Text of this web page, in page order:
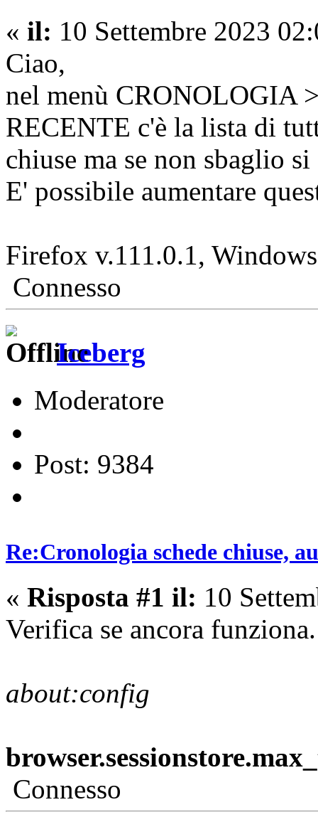
« il: 10 Settembre 2023
Ciao,
nel menù CRONOLOGIA
RECENTE c'è la lista di
chiuse ma se non sbaglio
E' possibile aumentare
Firefox v.111.0.1,
Connesso
Iceberg
Moderatore
Post: 9384
Re:Cronologia schede chiuse,
« Risposta #1 il: 10
Verifica se ancora funziona.
about:config
Connesso